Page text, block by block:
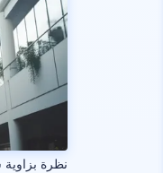
نظرة بزاوية